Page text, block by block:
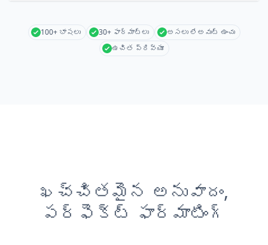
100+ భాషలు 30+ ఫార్మాట్లు
అసలు లేఅవుట్ ఉంచు
ఉచిత ప్రివ్యూ
ఖచ్చితమైన అనువాదం,
పర్ఫెక్ట్ ఫార్మాటింగ్